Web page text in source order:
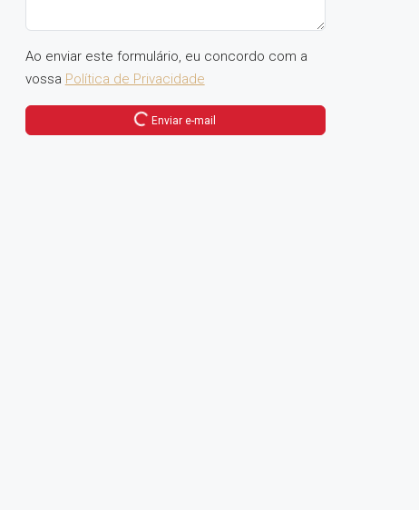
Ao enviar este formulário, eu concordo com a
vossa Política de Privacidade
Enviar e-mail